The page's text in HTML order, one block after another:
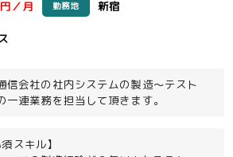
／月 勤務地 新宿
信会社の社内システムの製造～テスト
一連業務を担当して頂きます。
須スキル】